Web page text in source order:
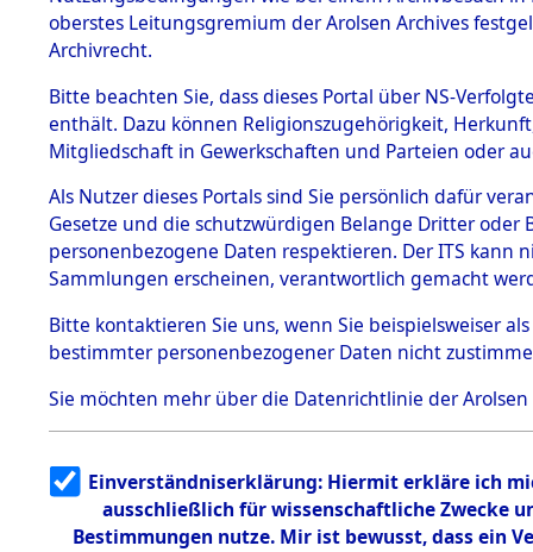
BESTÄNDE
1.
mente
5. Verschiedenes
5.3
Todesmärsche
5.3.1 Alliierte
Erhebungen
zu
Todesmärsch
en
5.3.2
g
5.3.3
Todesmärsch
KZ
anderen
1944 bis
0003
oberstes Leitungsgremium der Arolsen Archives
Archivrecht.
Bitte beachten Sie, dass dieses Portal über NS-
enthält. Dazu können Religionszugehörigkeit,
Mitgliedschaft in Gewerkschaften und Parteien oder
Als Nutzer dieses Portals sind Sie persönlich dafür
Gesetze und die schutzwürdigen Belange Dritter
personenbezogene Daten respektieren. Der ITS
Sammlungen erscheinen, verantwortlich gemacht
Bitte kontaktieren Sie uns, wenn Sie beispielsweiser
bestimmter personenbezogener Daten nicht
Sie möchten mehr über die Datenrichtlinie der Arolsen
Einverständniserklärung: Hiermit erkläre ich
ausschließlich für wissenschaftliche Zwecke
Bestimmungen nutze. Mir ist bewusst, dass ein